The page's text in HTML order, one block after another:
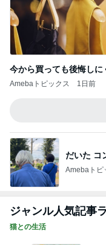
今から買っても後悔しに
Amebaトピックス 1日前
だいた コ
Amebaトピ
ジャンル人気記事
猫との生活